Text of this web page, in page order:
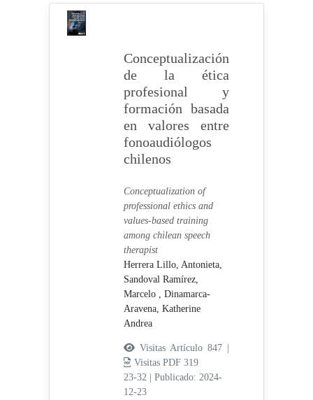
Conceptualización
de la ética
profesional y
formación basada
en valores entre
fonoaudiólogos
chilenos
Conceptualization of
professional ethics and
values-based training
among chilean speech
therapist
Herrera Lillo, Antonieta,
Sandoval Ramírez,
Marcelo , Dinamarca-
Aravena, Katherine
Andrea
Visitas Artículo 847 |
Visitas PDF 319
23-32
Publicado: 2024-
12-23